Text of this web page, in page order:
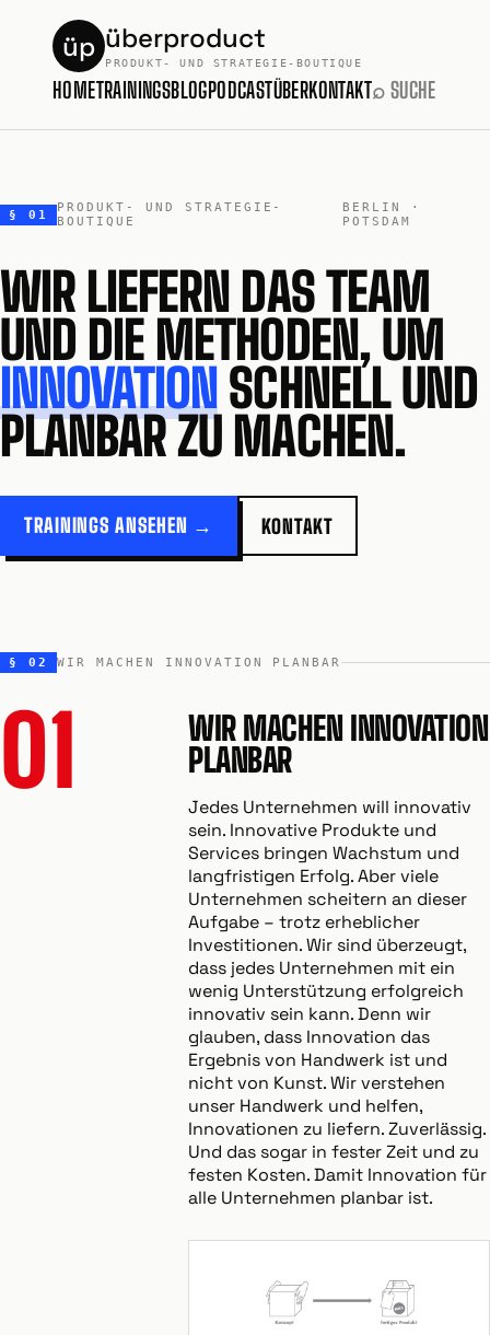
üp überproduct
PRODUKT- UND STRATEGIE-BOUTIQUE
HOMETRAININGSBLOGPODCASTÜBERKONTAKT⌕ SUCHE
§ 01
PRODUKT- UND STRATEGIE-
BOUTIQUE
BERLIN ·
POTSDAM
WIR LIEFERN DAS TEAM
UND DIE METHODEN, UM
INNOVATION SCHNELL UND
PLANBAR ZU MACHEN.
TRAININGS ANSEHEN → KONTAKT
§ 02 WIR MACHEN INNOVATION PLANBAR
01
WIR MACHEN INNOVATION
PLANBAR
Jedes Unternehmen will innovativ
sein. Innovative Produkte und
Services bringen Wachstum und
langfristigen Erfolg. Aber viele
Unternehmen scheitern an dieser
Aufgabe – trotz erheblicher
Investitionen. Wir sind überzeugt,
dass jedes Unternehmen mit ein
wenig Unterstützung erfolgreich
innovativ sein kann. Denn wir
glauben, dass Innovation das
Ergebnis von Handwerk ist und
nicht von Kunst. Wir verstehen
unser Handwerk und helfen,
Innovationen zu liefern. Zuverlässig.
Und das sogar in fester Zeit und zu
festen Kosten. Damit Innovation für
alle Unternehmen planbar ist.